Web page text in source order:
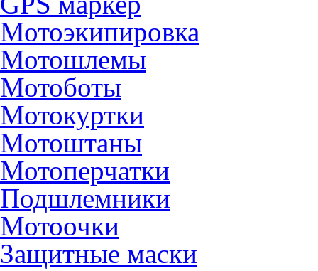
Мотоэкипировка
Мотошлемы
Мотоботы
Мотокуртки
Мотоштаны
Мотоперчатки
Подшлемники
Мотоочки
Защитные маски